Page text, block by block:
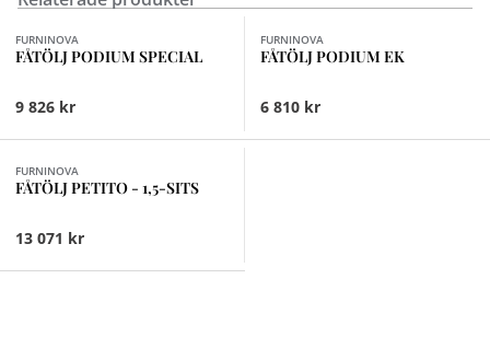
FURNINOVA
FÅTÖLJ PODIUM SPECIAL
9 826 kr
FURNINOVA
FÅTÖLJ PODIUM EK
6 810 kr
FURNINOVA
FÅTÖLJ PETITO - 1,5-SITS
13 071 kr